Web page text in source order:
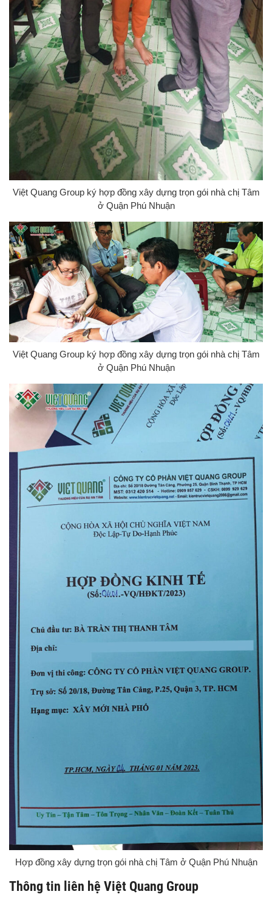
Việt Quang Group ký hợp đồng xây dựng trọn gói nhà chị Tâm
ở Quận Phú Nhuận
Việt Quang Group ký hợp đồng xây dựng trọn gói nhà chị Tâm
ở Quận Phú Nhuận
Hợp đồng xây dựng trọn gói nhà chị Tâm ở Quận Phú Nhuận
Thông tin liên hệ Việt Quang Group